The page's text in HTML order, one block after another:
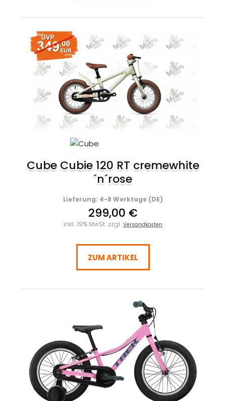
Cube Cubie 120 RT cremewhite
´n´rose
Lieferung: 4-8 Werktage (DE)
299,00 €
inkl. 19% MwSt. zzgl. Versandkosten
ZUM ARTIKEL